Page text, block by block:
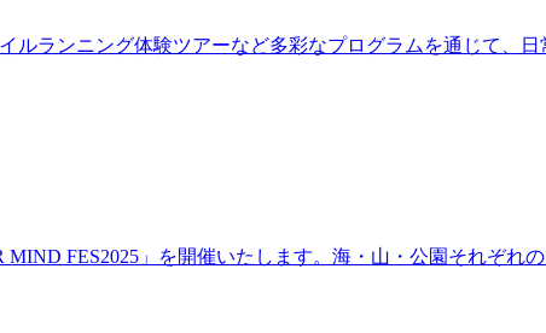
ランニング体験ツアーなど多彩なプログラムを通じて、
FES2025」を開催いたします。海・山・公園それぞれ